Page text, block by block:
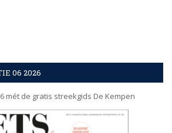
06 2026
mét de gratis streekgids De Kempen